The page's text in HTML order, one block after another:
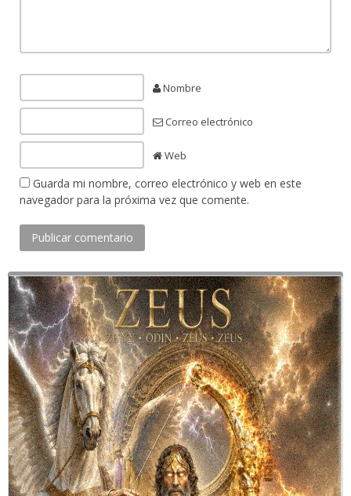
Nombre
Correo electrónico
Web
Guarda mi nombre, correo electrónico y web en este
navegador para la próxima vez que comente.